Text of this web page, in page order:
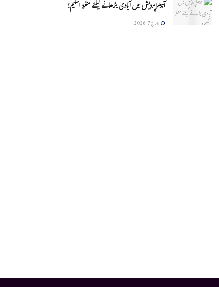
آندھراپردیش میں آبادی بڑھانے کیلئے منفرد اسکیم!
مارچ 7, 2026